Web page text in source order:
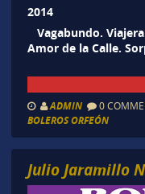
2014
Vagabundo.
Amor de la Calle.
ADMIN 0
BOLEROS ORFEÓN
Julio Jaramillo